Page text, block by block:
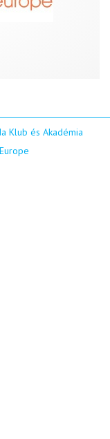
Klub és Akadémia